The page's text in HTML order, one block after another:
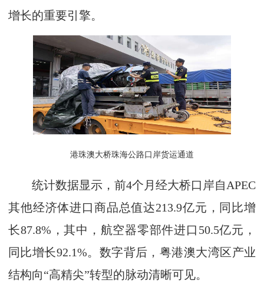
增长的重要引擎。
港珠澳大桥珠海公路口岸货运通道
统计数据显示，前4个月经大桥口岸自APEC
其他经济体进口商品总值达213.9亿元，同比增
长87.8%，其中，航空器零部件进口50.5亿元，
同比增长92.1%。数字背后，粤港澳大湾区产业
结构向“高精尖”转型的脉动清晰可见。